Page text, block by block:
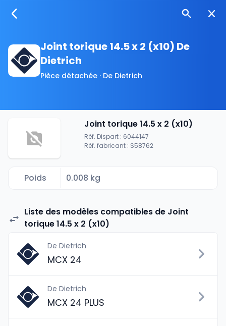
Joint torique 14.5 x 2 (x10) De
Dietrich
Pièce détachée · De Dietrich
Joint torique 14.5 x 2 (x10)
Réf. Dispart : 6044147
Réf. fabricant : S58762
Poids 0.008 kg
Liste des modèles compatibles de Joint
torique 14.5 x 2 (x10)
De Dietrich
MCX 24
De Dietrich
MCX 24 PLUS